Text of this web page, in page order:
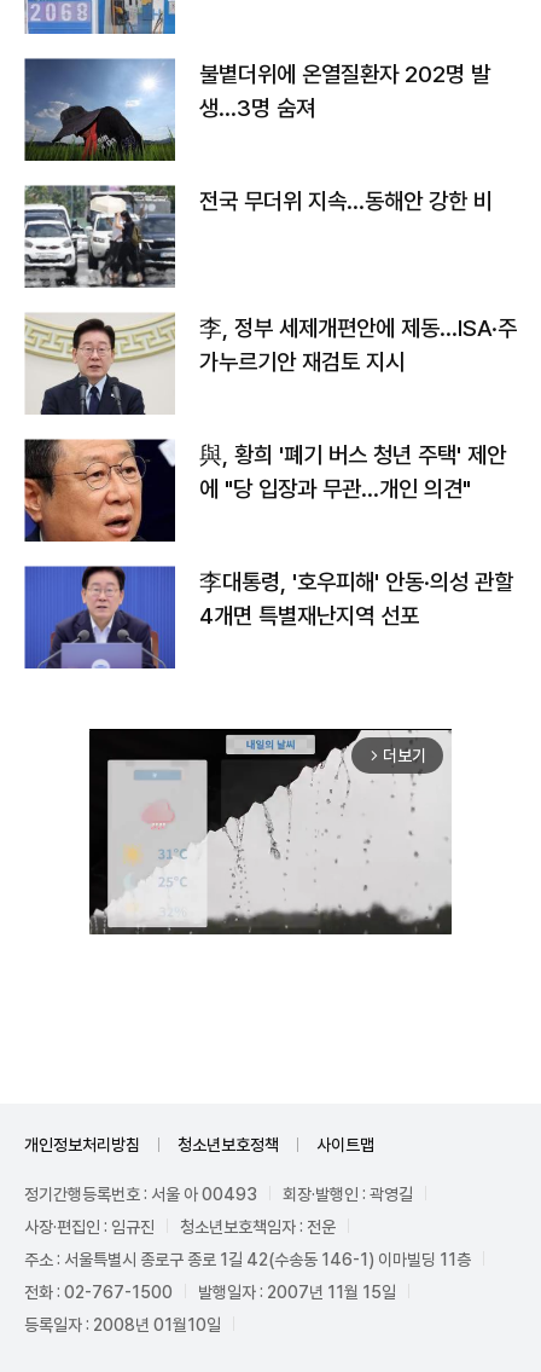
불볕더위에 온열질환자 202명 발
생…3명 숨져
전국 무더위 지속…동해안 강한 비
李, 정부 세제개편안에 제동…ISA·주
가누르기안 재검토 지시
與, 황희 '폐기 버스 청년 주택' 제안
에 "당 입장과 무관…개인 의견"
李대통령, '호우피해' 안동·의성 관할
4개면 특별재난지역 선포
arrow_forward_ios 더보기
개인정보처리방침 청소년보호정책 사이트맵
정기간행등록번호 : 서울 아 00493
회장·발행인 : 곽영길
사장·편집인 : 임규진
청소년보호책임자 : 전운
주소 : 서울특별시 종로구 종로 1길 42(수송동 146-1) 이마빌딩 11층
전화 : 02-767-1500
발행일자 : 2007년 11월 15일
등록일자 : 2008년 01월10일